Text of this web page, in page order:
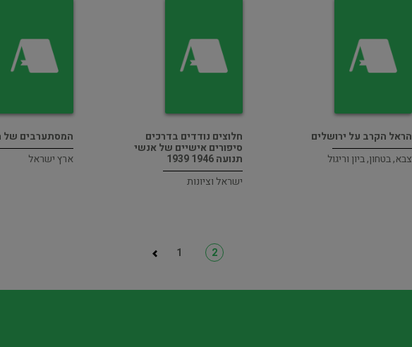
הראל הקרב על ירושלים
צבא, בטחון, ביון וריגול
חלוצים נודדים בדרכים
סיפורים אישיים של אנשי
תנועה 1946 1939
ישראל וציונות
המסתערבים של
ארץ ישראל
1 2